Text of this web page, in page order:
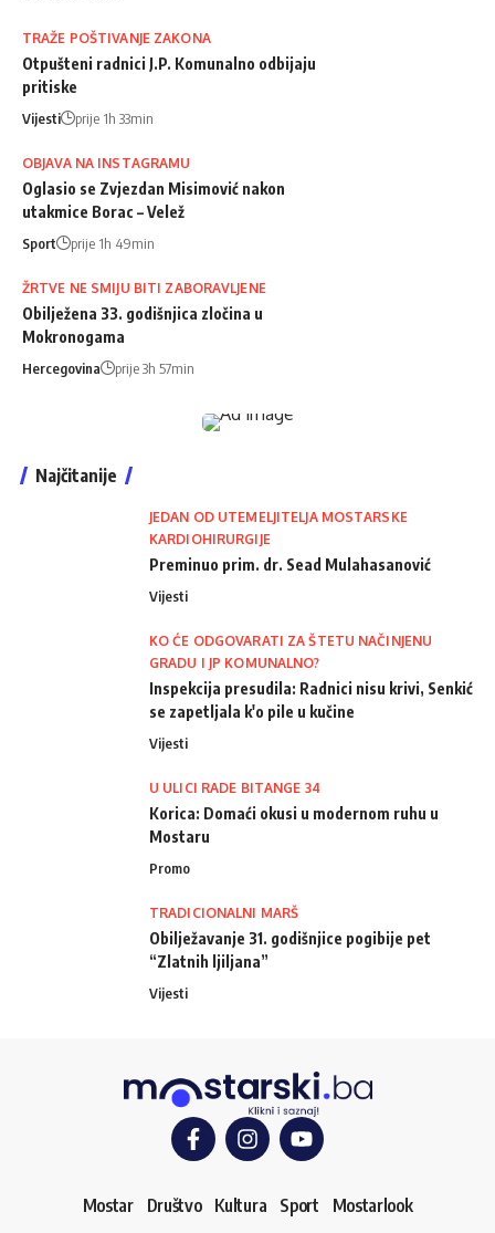
TRAŽE POŠTIVANJE ZAKONA
Otpušteni radnici J.P. Komunalno odbijaju
pritiske
Vijesti prije 1h 33min
OBJAVA NA INSTAGRAMU
Oglasio se Zvjezdan Misimović nakon
utakmice Borac – Velež
Sport prije 1h 49min
ŽRTVE NE SMIJU BITI ZABORAVLJENE
Obilježena 33. godišnjica zločina u
Mokronogama
Hercegovina prije 3h 57min
Najčitanije
JEDAN OD UTEMELJITELJA MOSTARSKE
KARDIOHIRURGIJE
Preminuo prim. dr. Sead Mulahasanović
Vijesti
KO ĆE ODGOVARATI ZA ŠTETU NAČINJENU
GRADU I JP KOMUNALNO?
Inspekcija presudila: Radnici nisu krivi, Senkić
se zapetljala k'o pile u kučine
Vijesti
U ULICI RADE BITANGE 34
Korica: Domaći okusi u modernom ruhu u
Mostaru
Promo
TRADICIONALNI MARŠ
Obilježavanje 31. godišnjice pogibije pet
“Zlatnih ljiljana”
Vijesti
Mostar Društvo Kultura Sport Mostarlook